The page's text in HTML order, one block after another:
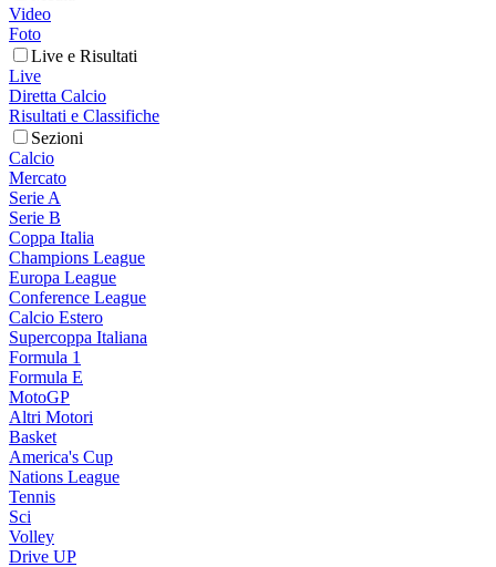
Video
Foto
Live e Risultati
Live
Diretta Calcio
Risultati e Classifiche
Sezioni
Calcio
Mercato
Serie A
Serie B
Coppa Italia
Champions League
Europa League
Conference League
Calcio Estero
Supercoppa Italiana
Formula 1
Formula E
MotoGP
Altri Motori
Basket
America's Cup
Nations League
Tennis
Sci
Volley
Drive UP